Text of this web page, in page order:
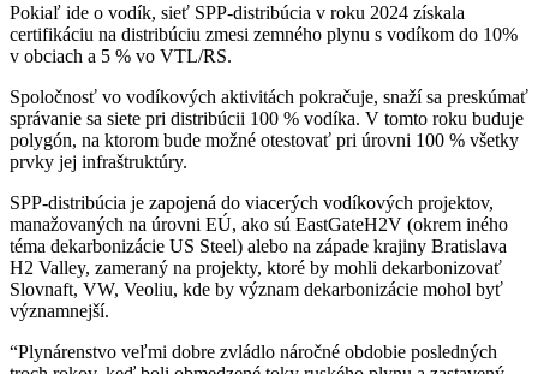
Pokiaľ ide o vodík, sieť SPP-distribúcia v roku 2024 získala
certifikáciu na distribúciu zmesi zemného plynu s vodíkom do 10%
v obciach a 5 % vo VTL/RS.
Spoločnosť vo vodíkových aktivitách pokračuje, snaží sa preskúmať
správanie sa siete pri distribúcii 100 % vodíka. V tomto roku buduje
polygón, na ktorom bude možné otestovať pri úrovni 100 % všetky
prvky jej infraštruktúry.
SPP-distribúcia je zapojená do viacerých vodíkových projektov,
manažovaných na úrovni EÚ, ako sú EastGateH2V (okrem iného
téma dekarbonizácie US Steel) alebo na západe krajiny Bratislava
H2 Valley, zameraný na projekty, ktoré by mohli dekarbonizovať
Slovnaft, VW, Veoliu, kde by význam dekarbonizácie mohol byť
významnejší.
“Plynárenstvo veľmi dobre zvládlo náročné obdobie posledných